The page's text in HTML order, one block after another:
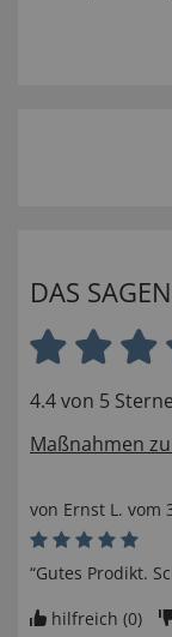
DAS
4.4 von 5
Maßnahmen
von Ernst L. vom
“Gutes Prodikt.
hilfreich (0)